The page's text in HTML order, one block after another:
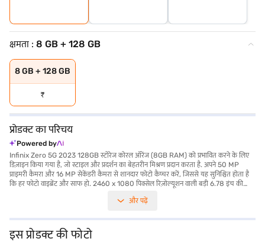
क्षमता : 8 GB + 128 GB
8 GB + 128 GB
₹
प्रोडक्ट का परिचय
Powered by
Infinix Zero 5G 2023 128GB स्टोरेज कोरल ऑरेंज (8GB RAM) को प्रभावित करने के लिए
डिज़ाइन किया गया है, जो स्टाइल और प्रदर्शन का बेहतरीन मिश्रण प्रदान करता है. अपने 50 MP
प्राइमरी कैमरा और 16 MP सेकेंडरी कैमरा से शानदार फोटो कैप्चर करें, जिससे यह सुनिश्चित होता है
कि हर फोटो वाइब्रेंट और साफ हो. 2460 x 1080 पिक्सेल रिज़ोल्यूशन वाली बड़ी 6.78 इंच की
Mediatek Dimensity 920 Octa Core Processor और 8 GB RAM द्वारा संचालित, यह
साथ, आपके पास अपनी सभी फाइल और मीडिया के लिए पर्याप्त स्पेस होगा. 5G, 4G, 3G, 2G, Wi-
Fi, EDGE, GPRS, 4G LTE, WCDMA और GSM कनेक्टिविटी विकल्पों के साथ जुड़े रहें. Infinix
ZERO 5G 2023 में डुअल SIM की क्षमता है, जिसमें नैनो SIM स्लॉट है और यह Android
और पढ़ें
इस प्रोडक्ट की फोटो